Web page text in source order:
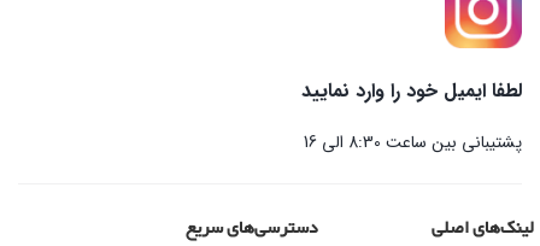
لطفا ایمیل خود را وارد نمایید
پشتیبانی بین ساعت 8:30 الی 16
لینک‌های اصلی دسترسی‌های سریع